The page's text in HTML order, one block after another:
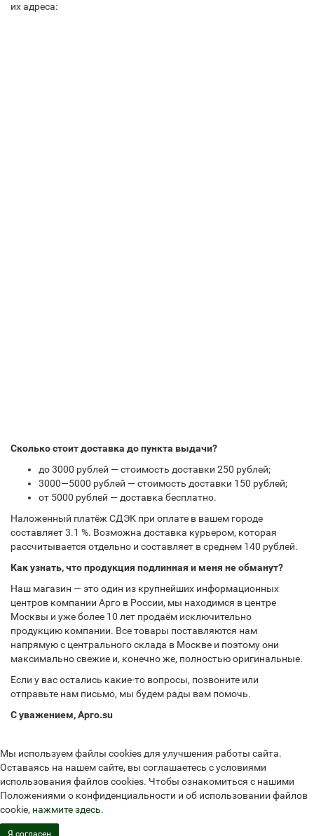
их адреса:
Сколько стоит доставка до пункта выдачи?
до 3000 рублей — стоимость доставки 250 рублей;
3000—5000 рублей — стоимость доставки 150 рублей;
от 5000 рублей — доставка бесплатно.
Наложенный платёж СДЭК при оплате в вашем городе
составляет 3.1 %. Возможна доставка курьером, которая
рассчитывается отдельно и составляет в среднем 140 рублей.
Как узнать, что продукция подлинная и меня не обманут?
Наш магазин — это один из крупнейших информационных
центров компании Арго в России, мы находимся в центре
Москвы и уже более 10 лет продаём исключительно
продукцию компании. Все товары поставляются нам
напрямую с центрального склада в Москве и поэтому они
максимально свежие и, конечно же, полностью оригинальные.
Если у вас остались какие-то вопросы, позвоните или
отправьте нам письмо, мы будем рады вам помочь.
С уважением, Арго.su
Мы используем файлы cookies для улучшения работы сайта.
Оставаясь на нашем сайте, вы соглашаетесь с условиями
использования файлов cookies. Чтобы ознакомиться с нашими
Положениями о конфиденциальности и об использовании файлов
cookie, нажмите здесь.
Я согласен